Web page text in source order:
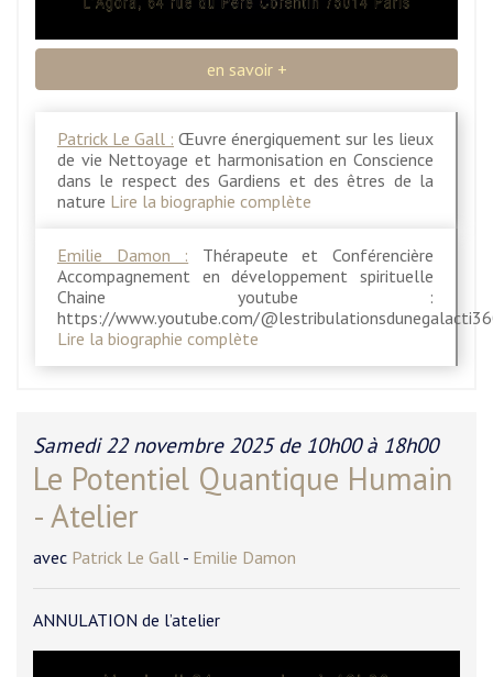
en savoir +
Patrick Le Gall : Œuvre énergiquement sur les lieux
de vie Nettoyage et harmonisation en Conscience
dans le respect des Gardiens et des êtres de la
nature Lire la biographie complète
Emilie Damon : Thérapeute et Conférencière
Accompagnement en développement spirituelle
Chaine youtube :
https://www.youtube.com/
Lire la biographie complète
Samedi 22 novembre 2025 de 10h00 à 18h00
Le Potentiel Quantique Humain
- Atelier
avec Patrick Le Gall - Emilie Damon
ANNULATION de l’atelier